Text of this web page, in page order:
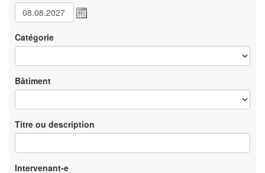
Catégorie
Bâtiment
Titre ou description
Intervenant-e